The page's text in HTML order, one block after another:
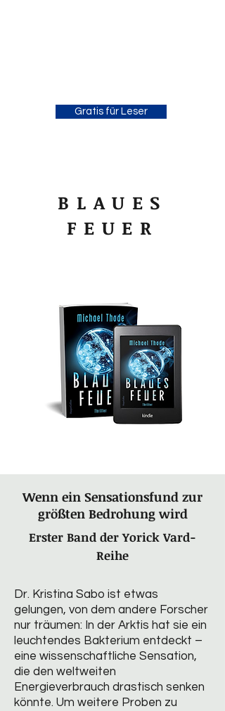
Gratis für Leser
BLAUES
FEUER
Wenn ein Sensationsfund zur
größten Bedrohung wird
Erster Band der Yorick Vard-
Reihe
Dr. Kristina Sabo ist etwas
gelungen, von dem andere Forscher
nur träumen: In der Arktis hat sie ein
leuchtendes Bakterium entdeckt –
eine wissenschaftliche Sensation,
die den weltweiten
Energieverbrauch drastisch senken
könnte. Um weitere Proben zu